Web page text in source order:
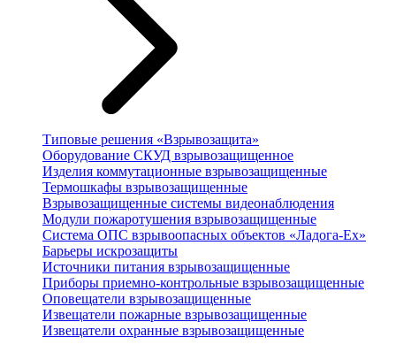
Типовые решения «Взрывозащита»
Оборудование СКУД взрывозащищенное
Изделия коммутационные взрывозащищенные
Термошкафы взрывозащищенные
Взрывозащищенные системы видеонаблюдения
Модули пожаротушения взрывозащищенные
Система ОПС взрывоопасных объектов «Ладога-Ex»
Барьеры искрозащиты
Источники питания взрывозащищенные
Приборы приемно-контрольные взрывозащищенные
Оповещатели взрывозащищенные
Извещатели пожарные взрывозащищенные
Извещатели охранные взрывозащищенные